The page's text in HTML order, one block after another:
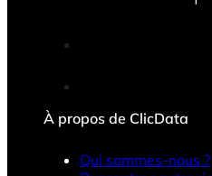
À propos de ClicData
Qui sommes-nous ?